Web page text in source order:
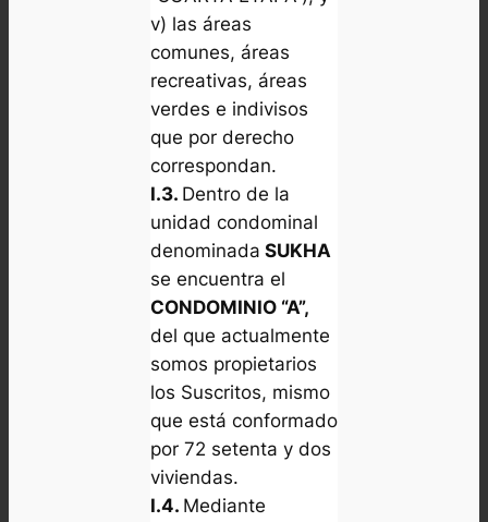
v) las áreas
comunes, áreas
recreativas, áreas
verdes e indivisos
que por derecho
correspondan.
I.3. Dentro de la
unidad condominal
denominada SUKHA
se encuentra el
CONDOMINIO “A”,
del que actualmente
somos propietarios
los Suscritos, mismo
que está conformado
por 72 setenta y dos
viviendas.
I.4. Mediante